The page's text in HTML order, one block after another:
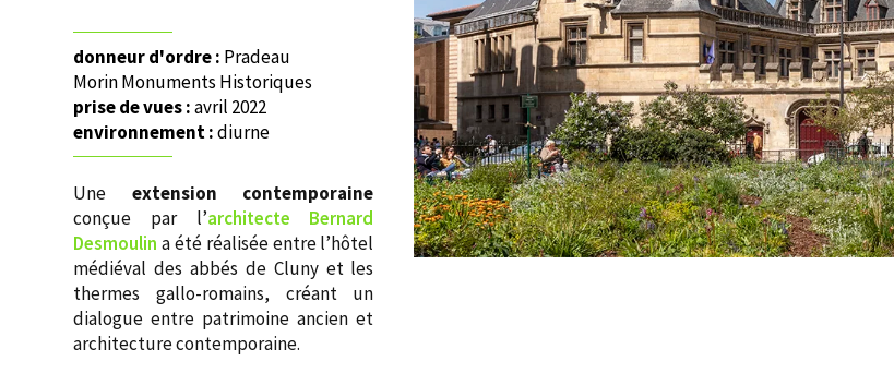
donneur d'ordre : Pradeau
Morin Monuments Historiques
prise de vues :avril 2022
environnement :diurne
Une extension contemporaine
conçue par l’architecte Bernard
Desmoulin a été réalisée entre l’hôtel
médiéval des abbés de Cluny et les
thermes gallo-romains, créant un
dialogue entre patrimoine ancien et
architecture contemporaine.